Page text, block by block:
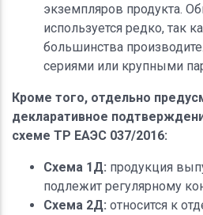
экземпляров продукта.
используется редко, так
большинства
сериями или крупными
Кроме того, отдельно
декларативное
схеме ТР ЕАЭС 037/2016:
Схема 1Д: продукция
подлежит регулярному
Схема 2Д: относится к